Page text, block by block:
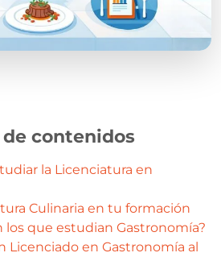
de contenidos
la Licenciatura en
Culinaria en tu formación
los que estudian Gastronomía?
Licenciado en Gastronomía al